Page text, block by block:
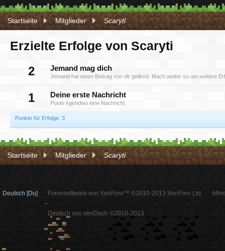
Startseite Mitglieder Scaryti
Erzielte Erfolge von Scaryti
2 Jemand mag dich
Jemand hat einen Beitrag von dir geliked. Mach weiter so um weitere
1 Deine erste Nachricht
Poste irgendwo eine Nachricht.
Punkte für Erfolge: 3
Startseite Mitglieder Scaryti
Deutsch [Du]
Forensoftware von XenForo™ ©2010-2013 XenForo Ltd.
-
Deutsch von xenDach ©2010-2013